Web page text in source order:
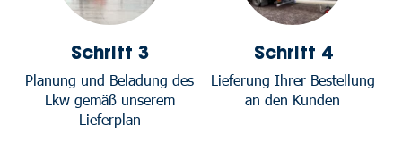
Schritt 3
Planung und Beladung des
Lkw gemäß unserem
Lieferplan
Schritt 4
Lieferung Ihrer Bestellung
an den Kunden